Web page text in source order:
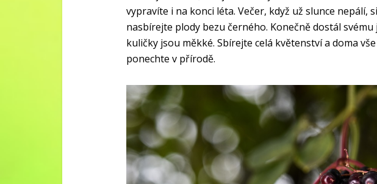
vypravíte i na konci léta. Večer, když už slunce nepálí,
nasbírejte plody bezu černého. Konečně dostál svému
kuličky jsou měkké. Sbírejte celá květenství a doma
ponechte v přírodě.